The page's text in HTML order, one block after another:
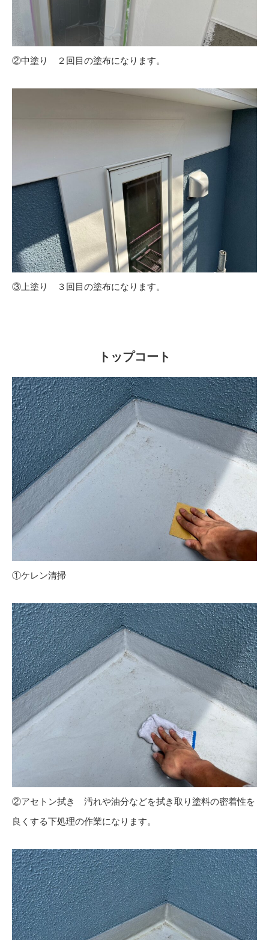
②中塗り ２回目の塗布になります。
③上塗り ３回目の塗布になります。
トップコート
①ケレン清掃
②アセトン拭き 汚れや油分などを拭き取り塗料の密着性を
良くする下処理の作業になります。